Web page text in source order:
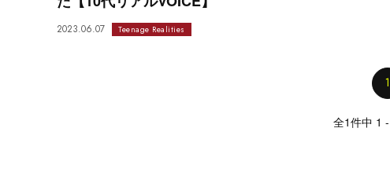
2023.06.07 Teenage Realities
1
全1件中 1